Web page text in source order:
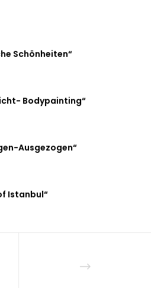
Schönheiten“
Bodypainting“
Ausgezogen“
of Istanbul“